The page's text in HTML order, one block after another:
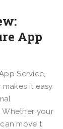
App
Service,
it easy
your
move t